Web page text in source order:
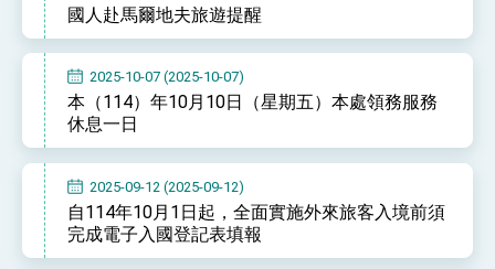
外交部長林佳龍於《外交事務》撰文指出：自由
世界 需要台灣，團結合作方能守護繁榮
「見證蛻變，分享世界的光華」開幕式，期許數
位轉 型迎向下個50年
總統主持「台美經濟繁榮夥伴對話」記者會 說
明臺美合作三大戰略方向 盼與民主夥伴共同引
領 下一個世代的繁榮
外交部長林佳龍接受印尼「時代雜誌」專訪，闡
作
外交部長林佳龍午宴歡迎美國聯邦參議員蓋耶哥
訪問團
外交部長林佳龍接見美國智庫「德國馬歇爾基金
會」訪問團一行，深化跨大西洋戰略夥伴關係
國人赴馬爾地夫旅遊提醒
2025-10-07 (2025-10-07)
本（114）年10月10日（星期五）本處領務服務
休息一日
2025-09-12 (2025-09-12)
自114年10月1日起，全面實施外來旅客入境前須
完成電子入國登記表填報